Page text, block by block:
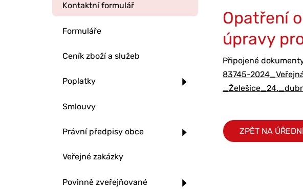
Opatření
úpravy
Připojené
83745-
ZPĚT NA
Kontaktní formulář
Formuláře
Ceník zboží a služeb
Poplatky
Smlouvy
Právní předpisy obce
Veřejné zakázky
Povinně zveřejňované